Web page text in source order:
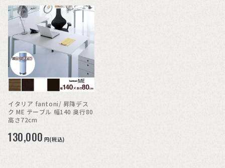
イタリア fantoni/ 昇降デス
ク ME テーブル 幅140 奥行80
高さ72cm
130,000 円(税込)